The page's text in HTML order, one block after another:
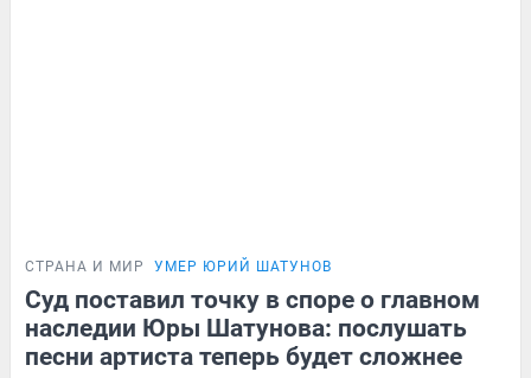
СТРАНА И МИР УМЕР ЮРИЙ ШАТУНОВ
Суд поставил точку в споре о главном
наследии Юры Шатунова: послушать
песни артиста теперь будет сложнее